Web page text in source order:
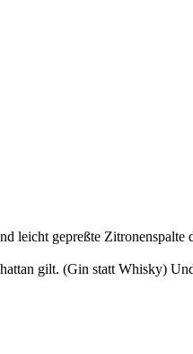
leicht gepreßte
gilt. (Gin statt Whisky)